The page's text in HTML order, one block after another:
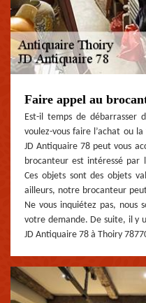
Faire appel au
Est-il temps de débarrasser
voulez-vous faire l’achat ou
JD Antiquaire 78 peut vous
brocanteur est intéressé par
Ces objets sont des objets
ailleurs, notre brocanteur
Ne vous inquiétez pas, nous
votre demande. De suite, il y
JD Antiquaire 78 à Thoiry